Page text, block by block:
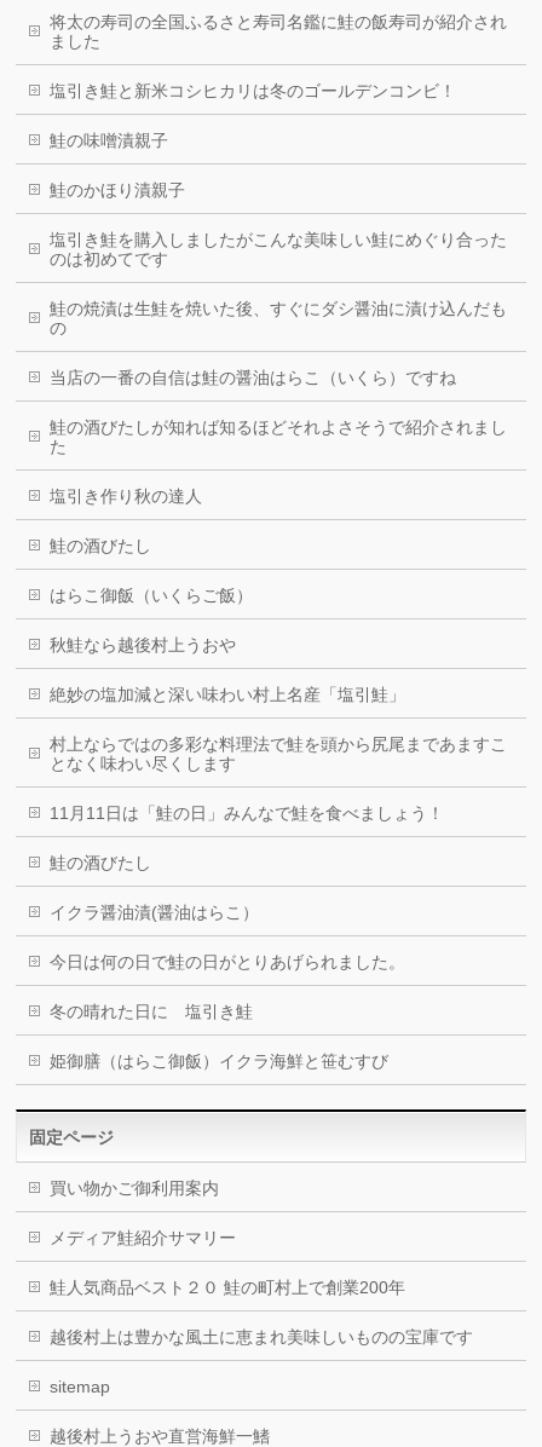
将太の寿司の全国ふるさと寿司名鑑に鮭の飯寿司が紹介され
ました
塩引き鮭と新米コシヒカリは冬のゴールデンコンビ！
鮭の味噌漬親子
鮭のかほり漬親子
塩引き鮭を購入しましたがこんな美味しい鮭にめぐり合った
のは初めてです
鮭の焼漬は生鮭を焼いた後、すぐにダシ醤油に漬け込んだも
の
当店の一番の自信は鮭の醤油はらこ（いくら）ですね
鮭の酒びたしが知れば知るほどそれよさそうで紹介されまし
た
塩引き作り秋の達人
鮭の酒びたし
はらこ御飯（いくらご飯）
秋鮭なら越後村上うおや
絶妙の塩加減と深い味わい村上名産「塩引鮭」
村上ならではの多彩な料理法で鮭を頭から尻尾まであますこ
となく味わい尽くします
11月11日は「鮭の日」みんなで鮭を食べましょう！
鮭の酒びたし
イクラ醤油漬(醤油はらこ）
今日は何の日で鮭の日がとりあげられました。
冬の晴れた日に 塩引き鮭
姫御膳（はらこ御飯）イクラ海鮮と笹むすび
固定ページ
買い物かご御利用案内
メディア鮭紹介サマリー
鮭人気商品ベスト２０ 鮭の町村上で創業200年
越後村上は豊かな風土に恵まれ美味しいものの宝庫です
sitemap
越後村上うおや直営海鮮一鰭